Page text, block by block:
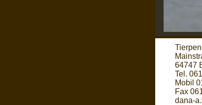
64747
Tel.
Mobil
Fax
dana-